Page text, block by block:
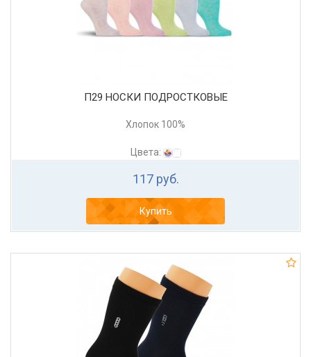
П29 НОСКИ ПОДРОСТКОВЫЕ
Хлопок 100%
Цвета:
117 руб.
Купить